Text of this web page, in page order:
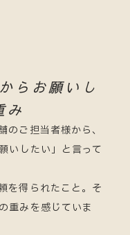
らお願いし
み
ご担当者様から、
いしたい」と言って
を得られたこと。そ
重みを感じていま